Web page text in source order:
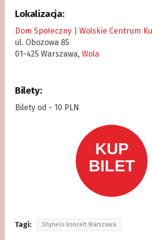
Lokalizacja:
Dom Społeczny | Wolskie Centrum
ul. Obozowa 85
01-425 Warszawa, Wola
Bilety:
Bilety od - 10 PLN
Tagi: Shyness koncert Warszawa